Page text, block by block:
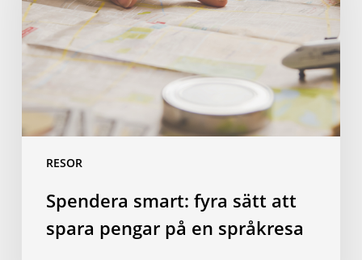
RESOR
att
spara
pengar
språkresa
Spendera smart: fyra sätt att
spara pengar på en språkresa